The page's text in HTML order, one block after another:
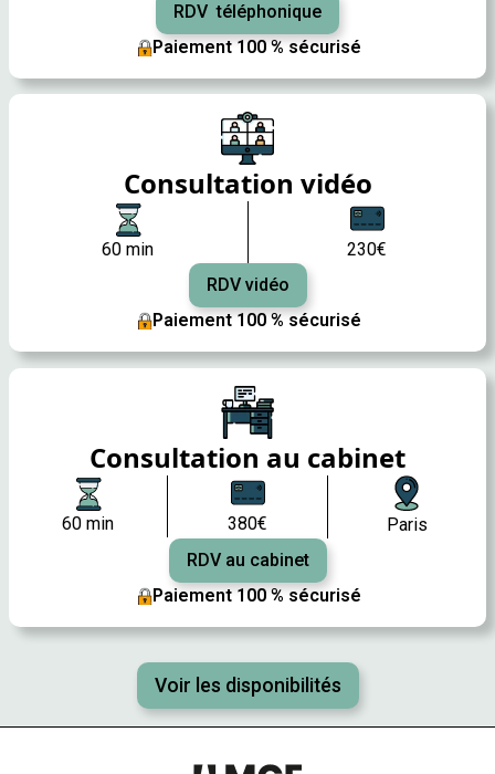
RDV téléphonique
Paiement 100 % sécurisé
Consultation vidéo
60 min
230€
RDV vidéo
Paiement 100 % sécurisé
Consultation au cabinet
60 min 380€
Paris
RDV au cabinet
Paiement 100 % sécurisé
Voir les disponibilités